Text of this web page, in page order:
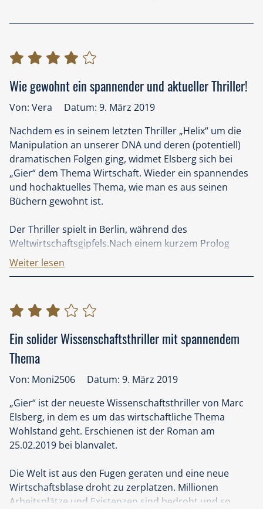
Wie gewohnt ein spannender und aktueller Thriller!
Von: Vera
Datum: 9. März 2019
Nachdem es in seinem letzten Thriller „Helix“ um die
Manipulation an unserer DNA und deren (potentiell)
dramatischen Folgen ging, widmet Elsberg sich bei
„Gier“ dem Thema Wirtschaft. Wieder ein spannendes
und hochaktuelles Thema, wie man es aus seinen
Büchern gewohnt ist.
Der Thriller spielt in Berlin, während des
Weltwirtschaftsgipfels.Nach einem kurzem Prolog
beginnt sofort die dramatische Handlung. Das Auto
des renommierten Nobelpreisträgers Herbert
Altenpfleger Jan Wutte, welcher dann genau deshalb
Jan Wutte und seine Helfer versuchen die Formel zu
gesamte Menschheit verspricht. Diese Formel soll
angeblich die Wirtschaft revolutionieren und allen
Menschen weltweit ein anständiges Leben
ermöglichen. Deshalb werden die Thrillerelemente des
Romans immer wieder mit sozial und
Wahrscheinlichkeitsberechnungen verflochten. Genau
das macht die Bücher von Elsberg aus und das hat mir
auch diesmal sehr gut gefallen. Allerdings fand ich den
Weiter lesen
Ein solider Wissenschaftsthriller mit spannendem
Thema
Von: Moni2506
Datum: 9. März 2019
„Gier“ ist der neueste Wissenschaftsthriller von Marc
Elsberg, in dem es um das wirtschaftliche Thema
Wohlstand geht. Erschienen ist der Roman am
25.02.2019 bei blanvalet.
Die Welt ist aus den Fugen geraten und eine neue
Wirtschaftsblase droht zu zerplatzen. Millionen
Arbeitsplätze und Existenzen sind bedroht und so